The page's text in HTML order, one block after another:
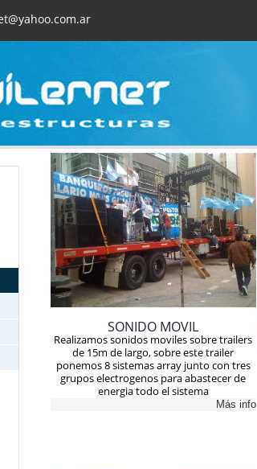
SONIDO MOVIL
Realizamos sonidos moviles sobre trailers
de 15m de largo, sobre este trailer
ponemos 8 sistemas array junto con tres
grupos electrogenos para abastecer de
energia todo el sistema
Más info